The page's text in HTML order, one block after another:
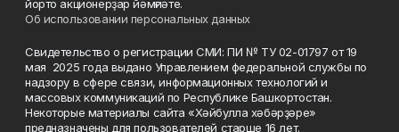
йорто акционерҙар йәмғиәте.
Об использовании персональных данных
Свидетельство о регистрации СМИ: ПИ № ТУ 02-01797 от 19
мая 2025 года выдано Управлением федеральной службы по
надзору в сфере связи, информационных технологий и
массовых коммуникаций по Республике Башкортостан.
Некоторые материалы сайта «Хәйбулла хәбәрҙәре»
предназначены для пользователей старше 16 лет.